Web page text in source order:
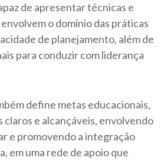
de apresentar técnicas e
o domínio das práticas
de planejamento, além de
para conduzir com liderança
define metas educacionais,
e alcançáveis, envolvendo
e promovendo a integração
em uma rede de apoio que